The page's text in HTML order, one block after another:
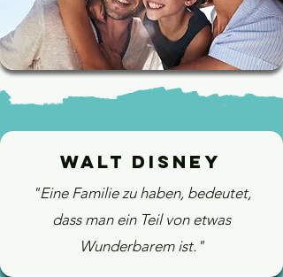
Walt Disney
"Eine Familie zu haben, bedeutet,
dass man ein Teil von etwas
Wunderbarem ist."